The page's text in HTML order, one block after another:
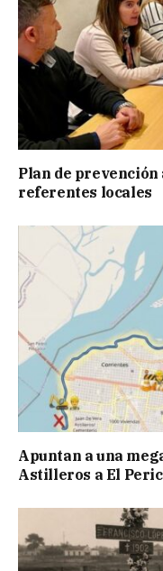
Plan de prevención
referentes locales
Apuntan a una
Astilleros a El